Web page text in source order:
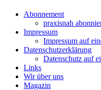
Abonnement
praxisnah
Impressum
Impressum auf
Datenschutzerklärung
Datenschutz auf
Links
Wir über uns
Magazin